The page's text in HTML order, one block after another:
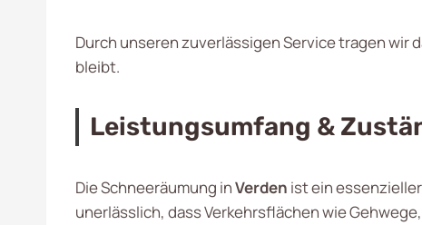
Durch unseren zuverlässigen Service tragen wir
bleibt.
Leistungsumfang &
Die Schneeräumung inVerden ist ein
unerlässlich, dass Verkehrsflächen wie